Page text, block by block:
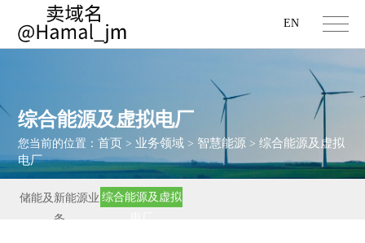
EN
综合能源及虚拟电厂
您当前的位置：首页 > 业务领域 > 智慧能源 >综合能源及虚拟
电厂
储能及新能源业
务
综合能源及虚拟